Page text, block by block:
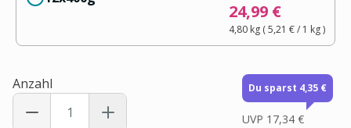
24,99 €
4,80 kg(5,21 €/ 1 kg)
Anzahl Du sparst 4,35 €
UVP 17,34 €